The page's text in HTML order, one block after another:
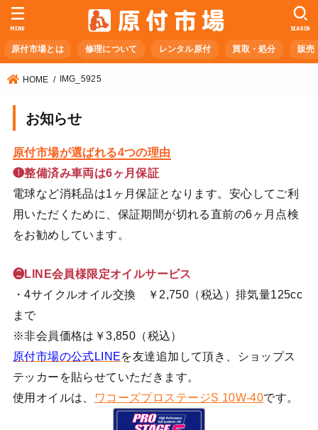
原付市場とは 修理について レンタル原付 買取・処分 販売
SEARCH
MENU
HOME IMG_5925
お知らせ
原付市場が選ばれる4つの理由
❶整備済み車両は6ヶ月保証
電球など消耗品は1ヶ月保証となります。安心してご利
用いただくために、保証期間が切れる直前の6ヶ月点検
をお勧めしています。
❷LINE会員様限定オイルサービス
・4サイクルオイル交換 ￥2,750（税込）排気量125cc
まで
※非会員価格は￥3,850（税込）
原付市場の公式LINEを友達追加して頂き、ショップス
テッカーを貼らせていただきます。
使用オイルは、
ワコーズプロステージS 10W-40です。